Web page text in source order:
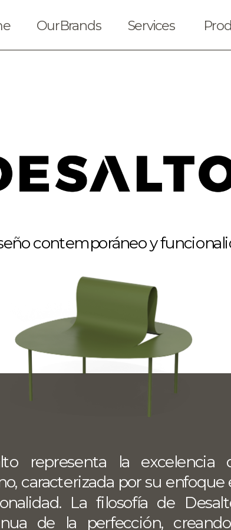
contemporáneo y
representa la excelencia
caracterizada por su
La filosofía de
de la perfección,
OurBrands Services